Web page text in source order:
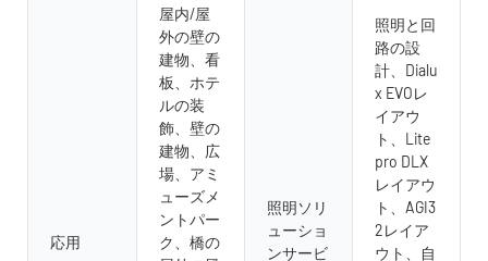
応用
屋内/屋
外の壁の
建物、看
板、ホテ
ルの装
飾、壁の
建物、広
場、アミ
ューズメ
ントパー
ク、橋の
照明ソリ
ューショ
ンサービ
照明と回
路の設
計、Dialu
x EVOレ
イアウ
ト、Lite
pro DLX
レイアウ
ト、AGI3
2レイア
ウト、自